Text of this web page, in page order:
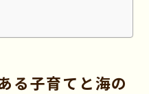
子育てと海の